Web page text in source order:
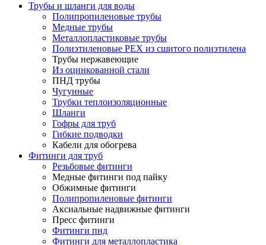
Трубы и шланги для воды
Полипропиленовые трубы
Медные трубы
Металлопластиковые трубы
Полиэтиленовые PEX из сшитого полиэтилена
Трубы нержавеющие
Из оцинкованной стали
ПНД трубы
Чугунные
Трубки теплоизоляционные
Шланги
Гофры для труб
Гибкие подводки
Кабели для обогрева
Фитинги для труб
Резьбовые фитинги
Медные фитинги под пайку
Обжимные фитинги
Полипропиленовые фитинги
Аксиальные надвижные фитинги
Пресс фитинги
Фитинги пнд
Фитинги для металлопластика